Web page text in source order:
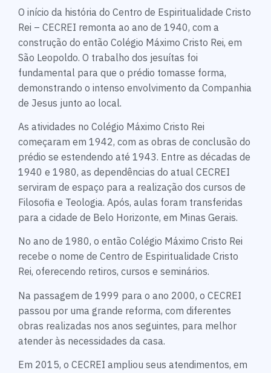
O início da história do Centro de Espiritualidade Cristo
Rei – CECREI remonta ao ano de 1940, com a
construção do então Colégio Máximo Cristo Rei, em
São Leopoldo. O trabalho dos jesuítas foi
fundamental para que o prédio tomasse forma,
demonstrando o intenso envolvimento da Companhia
de Jesus junto ao local.
As atividades no Colégio Máximo Cristo Rei
começaram em 1942, com as obras de conclusão do
prédio se estendendo até 1943. Entre as décadas de
1940 e 1980, as dependências do atual CECREI
serviram de espaço para a realização dos cursos de
Filosofia e Teologia. Após, aulas foram transferidas
para a cidade de Belo Horizonte, em Minas Gerais.
No ano de 1980, o então Colégio Máximo Cristo Rei
recebe o nome de Centro de Espiritualidade Cristo
Rei, oferecendo retiros, cursos e seminários.
Na passagem de 1999 para o ano 2000, o CECREI
passou por uma grande reforma, com diferentes
obras realizadas nos anos seguintes, para melhor
atender às necessidades da casa.
Em 2015, o CECREI ampliou seus atendimentos, em